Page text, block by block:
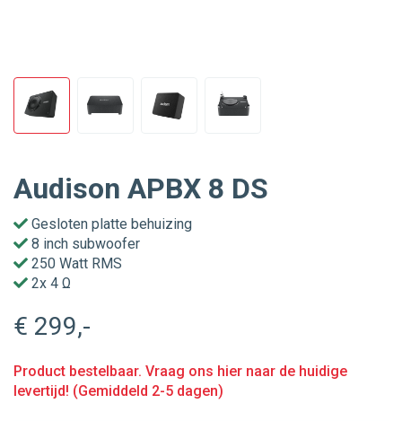
Audison APBX 8 DS
Gesloten platte behuizing
8 inch subwoofer
250 Watt RMS
2x 4 Ω
€ 299,-
Product bestelbaar. Vraag ons hier naar de huidige
levertijd! (Gemiddeld 2-5 dagen)